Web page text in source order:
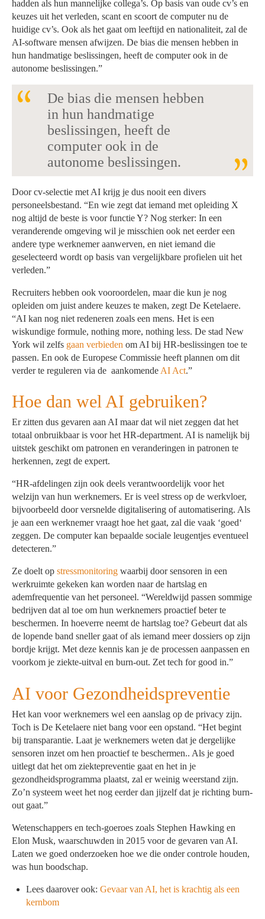
hadden als hun mannelijke collega’s. Op basis van oude cv’s en
keuzes uit het verleden, scant en scoort de computer nu de
huidige cv’s. Ook als het gaat om leeftijd en nationaliteit, zal de
AI-software mensen afwijzen. De bias die mensen hebben in
hun handmatige beslissingen, heeft de computer ook in de
autonome beslissingen.”
De bias die mensen hebben
in hun handmatige
beslissingen, heeft de
computer ook in de
autonome beslissingen.
Door cv-selectie met AI krijg je dus nooit een divers
personeelsbestand. “En wie zegt dat iemand met opleiding X
nog altijd de beste is voor functie Y? Nog sterker: In een
veranderende omgeving wil je misschien ook net eerder een
andere type werknemer aanwerven, en niet iemand die
geselecteerd wordt op basis van vergelijkbare profielen uit het
verleden.”
Recruiters hebben ook vooroordelen, maar die kun je nog
opleiden om juist andere keuzes te maken, zegt De Ketelaere.
“AI kan nog niet redeneren zoals een mens. Het is een
wiskundige formule, nothing more, nothing less. De stad New
York wil zelfs gaan verbieden om AI bij HR-beslissingen toe te
passen. En ook de Europese Commissie heeft plannen om dit
verder te reguleren via de aankomende AI Act.”
Hoe dan wel AI gebruiken?
Er zitten dus gevaren aan AI maar dat wil niet zeggen dat het
totaal onbruikbaar is voor het HR-department. AI is namelijk bij
uitstek geschikt om patronen en veranderingen in patronen te
herkennen, zegt de expert.
“HR-afdelingen zijn ook deels verantwoordelijk voor het
welzijn van hun werknemers. Er is veel stress op de werkvloer,
bijvoorbeeld door versnelde digitalisering of automatisering. Als
je aan een werknemer vraagt hoe het gaat, zal die vaak ‘goed‘
zeggen. De computer kan bepaalde sociale leugentjes eventueel
detecteren.”
Ze doelt opstressmonitoringwaarbij door sensoren in een
werkruimte gekeken kan worden naar de hartslag en
ademfrequentie van het personeel. “Wereldwijd passen sommige
bedrijven dat al toe om hun werknemers proactief beter te
beschermen. In hoeverre neemt de hartslag toe? Gebeurt dat als
de lopende band sneller gaat of als iemand meer dossiers op zijn
bordje krijgt. Met deze kennis kan je de processen aanpassen en
voorkom je ziekte-uitval en burn-out. Zet tech for good in.”
AI voor Gezondheidspreventie
Het kan voor werknemers wel een aanslag op de privacy zijn.
Toch is De Ketelaere niet bang voor een opstand. “Het begint
bij transparantie. Laat je werknemers weten dat je dergelijke
sensoren inzet om hen proactief te beschermen.. Als je goed
uitlegt dat het om ziektepreventie gaat en het in je
gezondheidsprogramma plaatst, zal er weinig weerstand zijn.
Zo’n systeem weet het nog eerder dan jijzelf dat je richting burn-
out gaat.”
Wetenschappers en tech-goeroes zoals Stephen Hawking en
Elon Musk, waarschuwden in 2015 voor de gevaren van AI.
Laten we goed onderzoeken hoe we die onder controle houden,
was hun boodschap.
Lees daarover ook:Gevaar van AI, het is krachtig als een
kernbom